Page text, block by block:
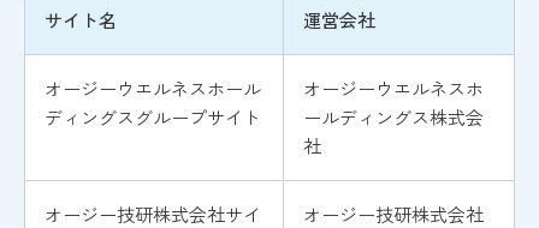
サイト名 運営会社
オージーウエルネスホール
ディングスグループサイト
オージーウエルネスホ
ールディングス株式会
社
オージー技研株式会社サイ
オージー技研株式会社